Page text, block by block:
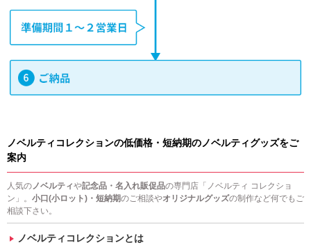
ノベルティコレクションの低価格・短納期のノベルティグッズをご
案内
人気のノベルティや記念品・名入れ販促品の専門店「ノベルティ コレクショ
ン」。 小口(小ロット)・短納期のご相談やオリジナルグッズの制作など何でもご
相談下さい。
ノベルティコレクションとは